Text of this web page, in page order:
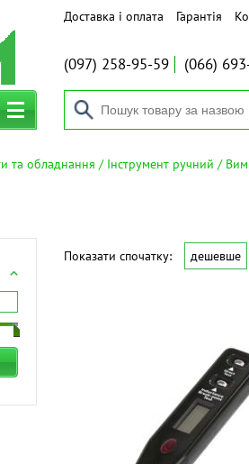
Доставка і оплата Гарантія
(097) 258-95-59 (066)
та обладнання Інструмент ручний
Показати спочатку: дешевше